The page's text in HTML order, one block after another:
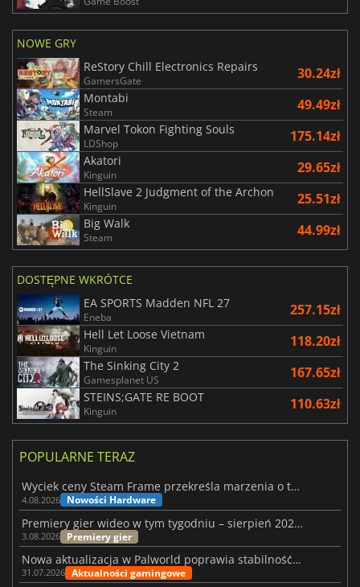
NOWE GRY
ReStory Chill Electronics Repairs
GamersGate 30.24zł
Montabi
Steam 49.49zł
Marvel Tokon Fighting Souls
LDShop 175.14zł
Akatori
Kinguin 29.65zł
HellSlave 2 Judgment of the Archon
Kinguin 25.51zł
Big Walk
Steam 44.99zł
DOSTĘPNE WKRÓTCE
EA SPORTS Madden NFL 27
Eneba 257.15zł
Hell Let Loose Vietnam
Kinguin 118.20zł
The Sinking City 2
Gamesplanet US 167.65zł
STEINS;GATE RE BOOT
Kinguin 110.63zł
POPULARNE TERAZ
Wyciek ceny Steam Frame przekreśla marzenia o tanim zestawie VR
4.08.2026 Nowości Hardware
Premiery gier wideo w tym tygodniu – sierpień 2026 r. (32. tydzień)
3.08.2026 Premiery gier
Nowa aktualizacja w Palworld poprawia stabilność Sunreach i walk z bossami
31.07.2026 Aktualności gamingowe